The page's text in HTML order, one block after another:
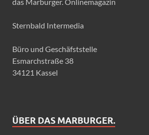
Sternbald Intermedia
Büro und Geschäfststelle
Esmarchstraße 38
34121 Kassel
ÜBER DAS MARBURGER.